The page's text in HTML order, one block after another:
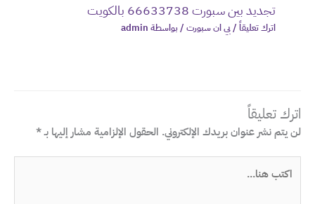
تجديد بين سبورت 66633738 بالكويت
اترك تعليقاً /بي ان سبورت / بواسطة admin
اترك تعليقاً
لن يتم نشر عنوان بريدك الإلكتروني. الحقول الإلزامية مشار إليها بـ*